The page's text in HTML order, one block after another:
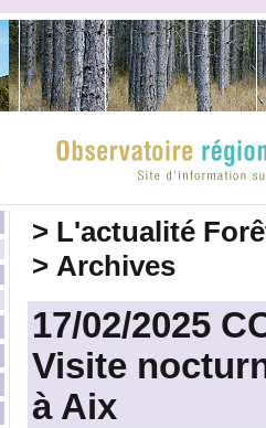
> L'actualité
> Archives
17/02/2025
Visite
à Aix